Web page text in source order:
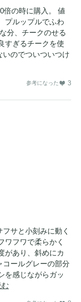
倍の時に購入。 値
プルップルでふわ
分、チークのせる
すぎるチークを使
いのでついついつけ
参考になった 3
サと小刻みに動く
ワフワで柔らかく
があり、斜めにカ
コールグレーの部分
を感じながらガッ